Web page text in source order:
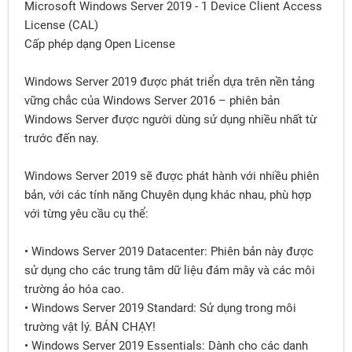
Microsoft Windows Server 2019 - 1 Device Client Access
License (CAL)
Cấp phép dạng Open License
Windows Server 2019 được phát triển dựa trên nền tảng
vững chắc của Windows Server 2016 – phiên bản
Windows Server được người dùng sử dụng nhiều nhất từ
trước đến nay.
Windows Server 2019 sẽ được phát hành với nhiều phiên
bản, với các tính năng Chuyên dụng khác nhau, phù hợp
với từng yêu cầu cụ thể:
• Windows Server 2019 Datacenter: Phiên bản này được
sử dụng cho các trung tâm dữ liệu đám mây và các môi
trường ảo hóa cao.
• Windows Server 2019 Standard: Sử dụng trong môi
trường vật lý. BÁN CHẠY!
• Windows Server 2019 Essentials: Dành cho các danh